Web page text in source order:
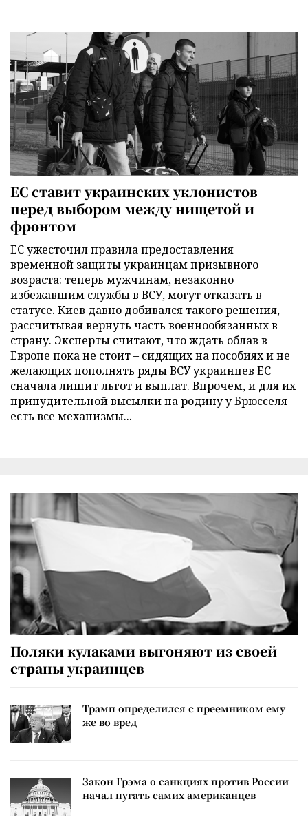
ЕС ставит украинских уклонистов
перед выбором между нищетой и
фронтом
ЕС ужесточил правила предоставления
временной защиты украинцам призывного
возраста: теперь мужчинам, незаконно
избежавшим службы в ВСУ, могут отказать в
статусе. Киев давно добивался такого решения,
рассчитывая вернуть часть военнообязанных в
страну. Эксперты считают, что ждать облав в
Европе пока не стоит – сидящих на пособиях и не
желающих пополнять ряды ВСУ украинцев ЕС
сначала лишит льгот и выплат. Впрочем, и для их
принудительной высылки на родину у Брюсселя
есть все механизмы...
Поляки кулаками выгоняют из своей
страны украинцев
Трамп определился с преемником ему
же во вред
Закон Грэма о санкциях против России
начал пугать самих американцев